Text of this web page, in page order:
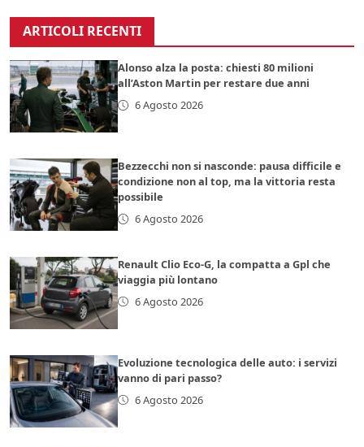
ARTICOLI RECENTI
Alonso alza la posta: chiesti 80 milioni
all’Aston Martin per restare due anni
6 Agosto 2026
Bezzecchi non si nasconde: pausa difficile e
condizione non al top, ma la vittoria resta
possibile
6 Agosto 2026
Renault Clio Eco-G, la compatta a Gpl che
viaggia più lontano
6 Agosto 2026
Evoluzione tecnologica delle auto: i servizi
vanno di pari passo?
6 Agosto 2026